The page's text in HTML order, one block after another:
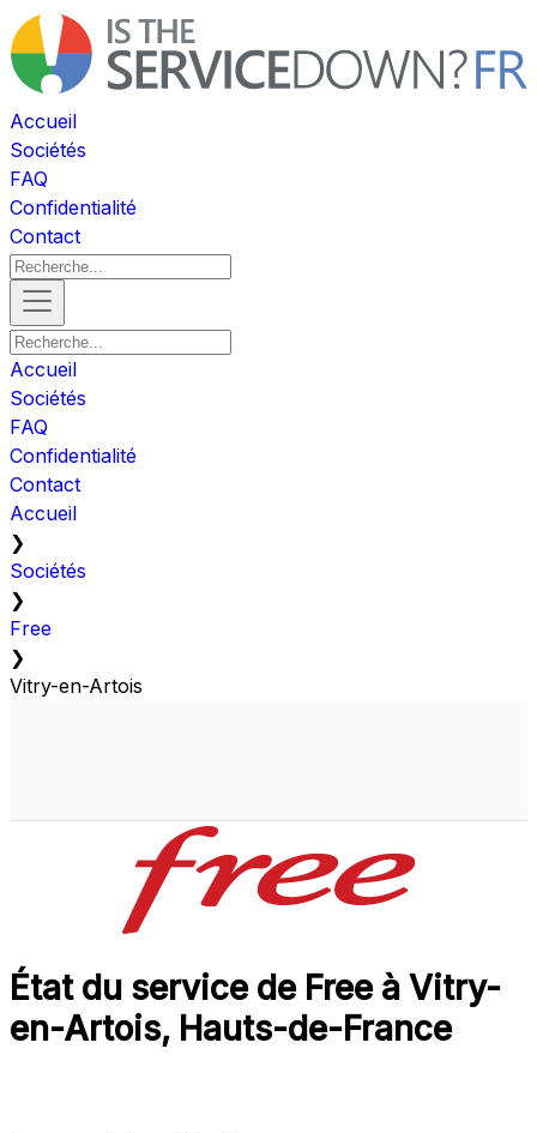
Accueil
Sociétés
FAQ
Confidentialité
Contact
Accueil
Sociétés
FAQ
Confidentialité
Contact
Accueil
❯
Sociétés
❯
Free
❯
Vitry-en-Artois
État du service de Free à Vitry-
en-Artois, Hauts-de-France